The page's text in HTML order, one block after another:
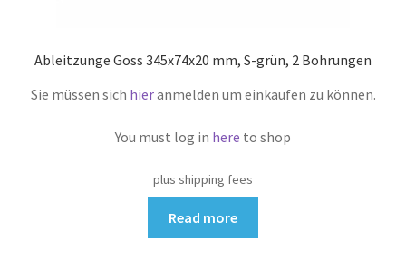
Ableitzunge Goss 345x74x20 mm, S-grün, 2 Bohrungen
Sie müssen sich hieranmelden um einkaufen zu können.
You must log in here to shop
plus shipping fees
Read more